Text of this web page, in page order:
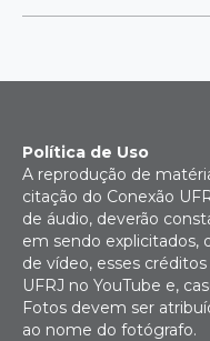
Política de Uso
A reprodução de
citação do Conexão
de áudio, deverão
em sendo explicitados,
de vídeo, esses
UFRJ no YouTube e,
Fotos devem ser
ao nome do fotógrafo.